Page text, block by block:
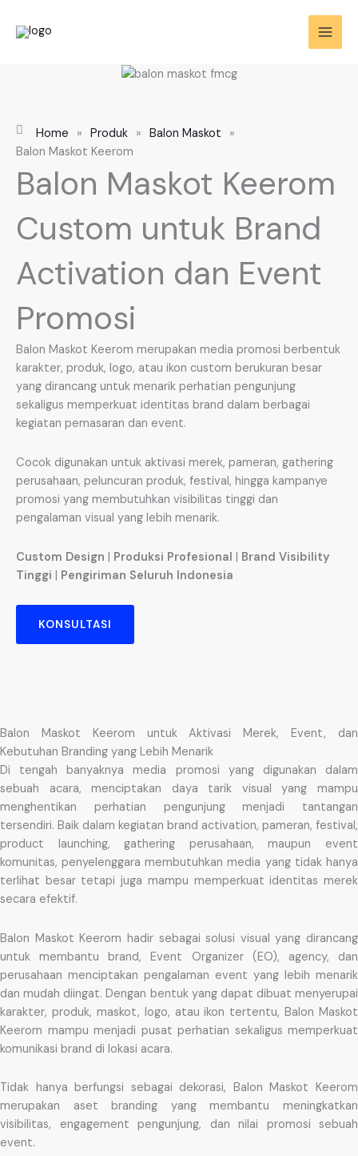
Home » Produk » Balon Maskot
»
Balon Maskot Keerom
Balon Maskot Keerom
Custom untuk Brand
Activation dan Event
Promosi
Balon Maskot Keerom merupakan media promosi berbentuk
karakter, produk, logo, atau ikon custom berukuran besar
yang dirancang untuk menarik perhatian pengunjung
sekaligus memperkuat identitas brand dalam berbagai
kegiatan pemasaran dan event.
Cocok digunakan untuk aktivasi merek, pameran, gathering
perusahaan, peluncuran produk, festival, hingga kampanye
promosi yang membutuhkan visibilitas tinggi dan
pengalaman visual yang lebih menarik.
Custom Design | Produksi Profesional | Brand Visibility
Tinggi | Pengiriman Seluruh Indonesia
KONSULTASI
Balon Maskot Keerom untuk Aktivasi Merek, Event, dan
Kebutuhan Branding yang Lebih Menarik
Di tengah banyaknya media promosi yang digunakan dalam
sebuah acara, menciptakan daya tarik visual yang mampu
menghentikan perhatian pengunjung menjadi tantangan
tersendiri. Baik dalam kegiatan brand activation, pameran, festival,
product launching, gathering perusahaan, maupun event
komunitas, penyelenggara membutuhkan media yang tidak hanya
terlihat besar tetapi juga mampu memperkuat identitas merek
secara efektif.
Balon Maskot Keerom hadir sebagai solusi visual yang dirancang
untuk membantu brand, Event Organizer (EO), agency, dan
perusahaan menciptakan pengalaman event yang lebih menarik
dan mudah diingat. Dengan bentuk yang dapat dibuat menyerupai
karakter, produk, maskot, logo, atau ikon tertentu, Balon Maskot
Keerom mampu menjadi pusat perhatian sekaligus memperkuat
komunikasi brand di lokasi acara.
Tidak hanya berfungsi sebagai dekorasi, Balon Maskot Keerom
merupakan aset branding yang membantu meningkatkan
visibilitas, engagement pengunjung, dan nilai promosi sebuah
event.